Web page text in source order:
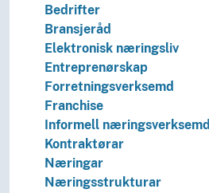
Bedrifter
Bransjeråd
Elektronisk næringsliv
Entreprenørskap
Forretningsverksemd
Franchise
Informell næringsverksemd
Kontraktørar
Næringar
Næringsstrukturar